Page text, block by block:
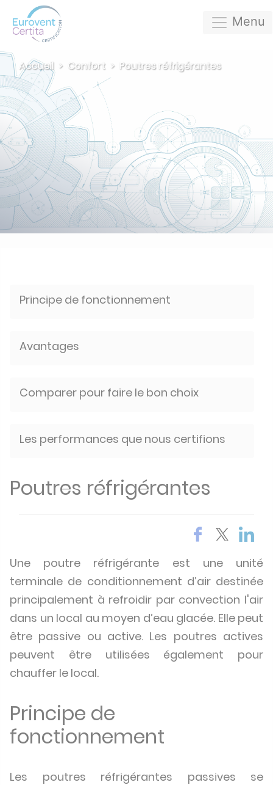
Menu
Accueil Confort Poutres réfrigérantes
Principe de fonctionnement
Avantages
Comparer pour faire le bon choix
Les performances que nous certifions
Poutres réfrigérantes
Une poutre réfrigérante est une unité
terminale de conditionnement d’air destinée
principalement à refroidir par convection l'air
dans un local au moyen d’eau glacée. Elle peut
être passive ou active. Les poutres actives
peuvent être utilisées également pour
chauffer le local.
Principe de
fonctionnement
Les poutres réfrigérantes passives se